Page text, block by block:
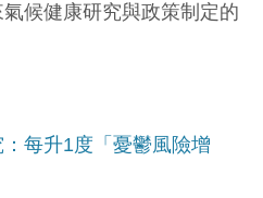
候健康研究與政策制定的
每升1度「憂鬱風險增